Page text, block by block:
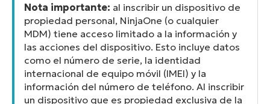
Nota importante: al inscribir un dispositivo de
propiedad personal, NinjaOne (o cualquier
MDM) tiene acceso limitado a la información y
las acciones del dispositivo. Esto incluye datos
como el número de serie, la identidad
internacional de equipo móvil (IMEI) y la
información del número de teléfono. Al inscribir
un dispositivo que es propiedad exclusiva de la